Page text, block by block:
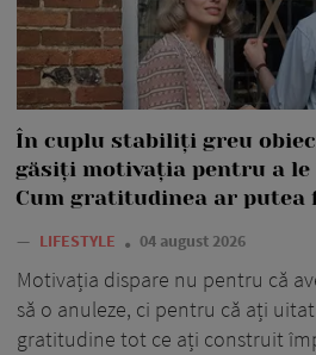
În cuplu stabiliți greu
găsiți motivația pentru a le
Cum gratitudinea ar putea
— LIFESTYLE 04 august 2026
Motivația dispare nu pentru că
să o anuleze, ci pentru că ați
gratitudine tot ce ați construit